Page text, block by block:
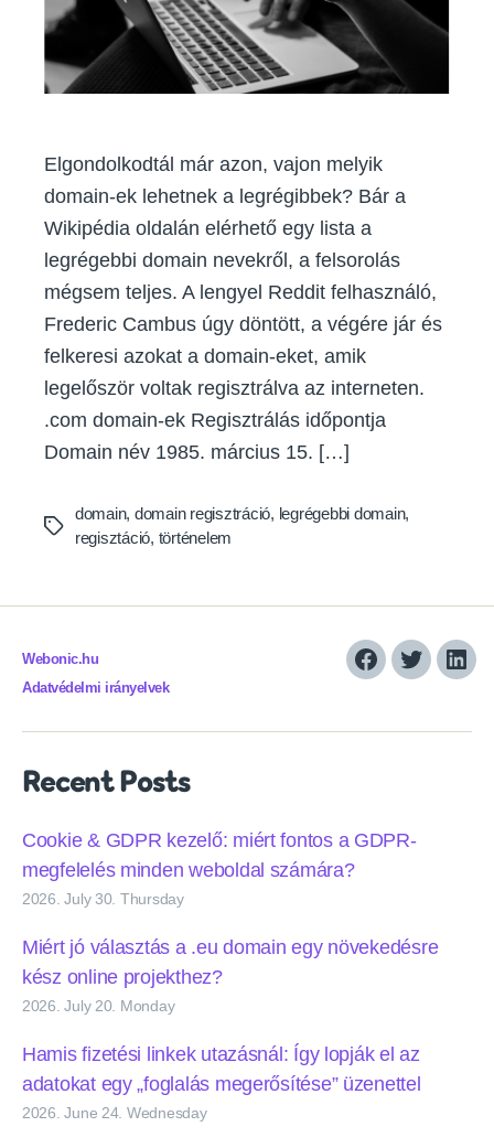
Elgondolkodtál már azon, vajon melyik
domain-ek lehetnek a legrégibbek? Bár a
Wikipédia oldalán elérhető egy lista a
legrégebbi domain nevekről, a felsorolás
mégsem teljes. A lengyel Reddit felhasználó,
Frederic Cambus úgy döntött, a végére jár és
felkeresi azokat a domain-eket, amik
legelőször voltak regisztrálva az interneten.
.com domain-ek Regisztrálás időpontja
Domain név 1985. március 15. […]
Tags
domain, domain regisztráció, legrégebbi domain,
regisztáció, történelem
Webonic.hu
Adatvédelmi irányelvek
Facebook
Twitter
Recent Posts
Cookie & GDPR kezelő: miért fontos a GDPR-
megfelelés minden weboldal számára?
2026. July 30. Thursday
Miért jó választás a .eu domain egy növekedésre
kész online projekthez?
2026. July 20. Monday
Hamis fizetési linkek utazásnál: Így lopják el az
adatokat egy „foglalás megerősítése” üzenettel
2026. June 24. Wednesday